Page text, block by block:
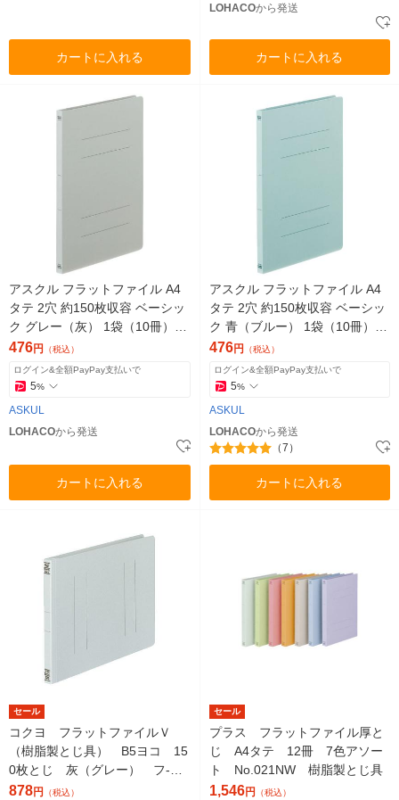
カートに入れる
LOHACOから発送
カートに入れる
アスクル フラットファイル A4
タテ 2穴 約150枚収容 ベーシッ
ク グレー（灰） 1袋（10冊）
オリジナル
476円 （税込）
ログイン&全額PayPay支払いで
5%
ASKUL
LOHACOから発送
カートに入れる
アスクル フラットファイル A4
タテ 2穴 約150枚収容 ベーシッ
ク 青（ブルー） 1袋（10冊）
オリジナル
476円 （税込）
ログイン&全額PayPay支払いで
5%
ASKUL
LOHACOから発送
（7）
カートに入れる
セール
コクヨ フラットファイルＶ
（樹脂製とじ具） B5ヨコ 15
0枚とじ 灰（グレー） フ-V1
6M 1袋（10冊入）
878円
（税込）
セール
プラス フラットファイル厚と
じ A4タテ 12冊 7色アソー
ト No.021NW 樹脂製とじ具
1,546円 （税込）